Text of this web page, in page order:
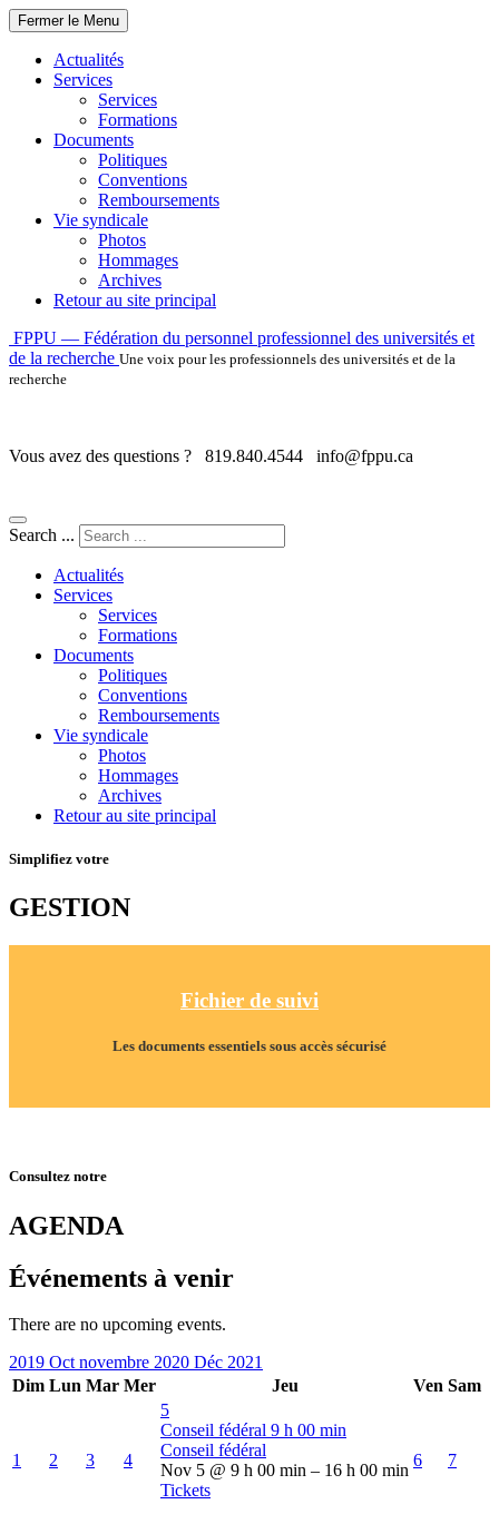
Fermer le Menu
Actualités
Services
Services
Formations
Documents
Politiques
Conventions
Remboursements
Vie syndicale
Photos
Hommages
Archives
Retour au site principal
Skip
to
content
FPPU — Fédération du personnel professionnel des universités et
de la recherche Une voix pour les professionnels des universités et de la
recherche
Vous avez des questions ? 819.840.4544 info@fppu.ca
Search ...
Actualités
Services
Services
Formations
Documents
Politiques
Conventions
Remboursements
Vie syndicale
Photos
Hommages
Archives
Retour au site principal
Simplifiez votre
GESTION
Fichier de suivi
Les documents essentiels sous accès sécurisé
Consultez notre
AGENDA
Événements à venir
There are no upcoming events.
2019 Octnovembre 2020 Déc 2021
Dim Lun Mar Mer Jeu Ven Sam
1 2 3 4
5
Conseil fédéral 9 h 00 min
Conseil fédéral
Nov 5 @ 9 h 00 min – 16 h 00 min
Tickets
6 7